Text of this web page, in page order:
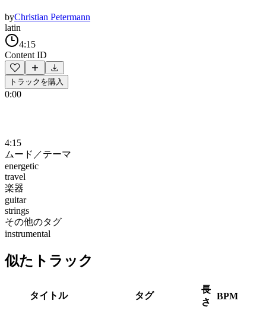
byChristian Petermann
latin
4:15
Content ID
トラックを購入
0:00
4:15
ムード／テーマ
energetic
travel
楽器
guitar
strings
その他のタグ
instrumental
似たトラック
タイトル タグ
長
さ
BPM